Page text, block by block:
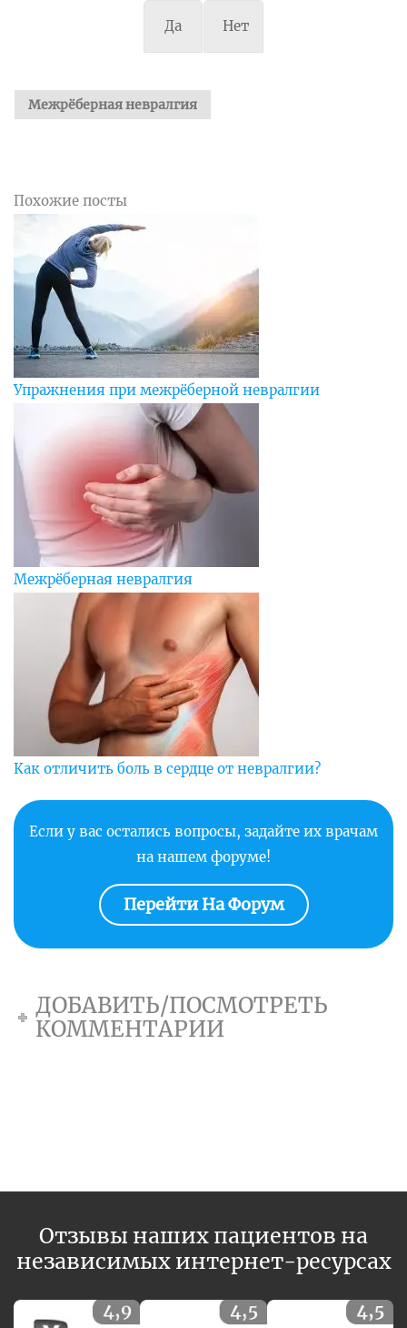
Да Нет
Межрёберная невралгия
Похожие посты
Упражнения при межрёберной невралгии
Межрёберная невралгия
Как отличить боль в сердце от невралгии?
Если у вас остались вопросы, задайте их врачам
на нашем форуме!
Перейти На Форум
ДОБАВИТЬ/ПОСМОТРЕТЬ
КОММЕНТАРИИ
Отзывы наших пациентов на
независимых интернет-ресурсах